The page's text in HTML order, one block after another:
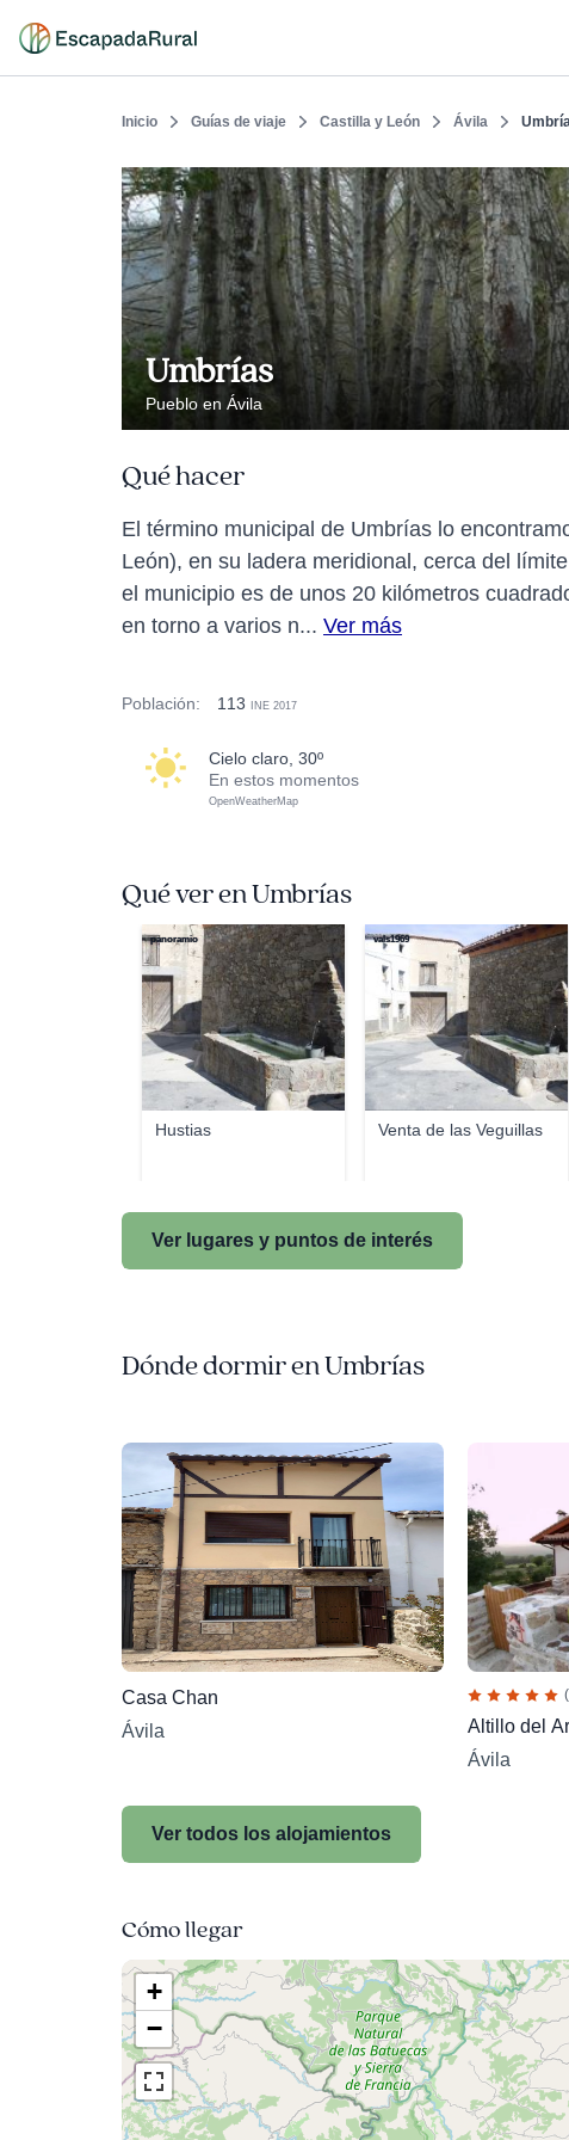
Inicio Guías de viaje Castilla y León Ávila
Umbrías
Pueblo en Ávila
Qué hacer
El término municipal de Umbrías lo
León), en su ladera meridional, cerca del
el municipio es de unos 20 kilómetros
en torno a varios n... Ver más
Población: 113 INE 2017
cielo claro, 30º
En estos momentos
OpenWeatherMap
Qué ver en Umbrías
Hustias
panoramio
Venta de las Veguillas
vals1969
Ver lugares y puntos de interés
Dónde dormir en Umbrías
Casa Chan
Ávila
Altillo del
Ávila
Ver todos los alojamientos
Cómo llegar
+
−